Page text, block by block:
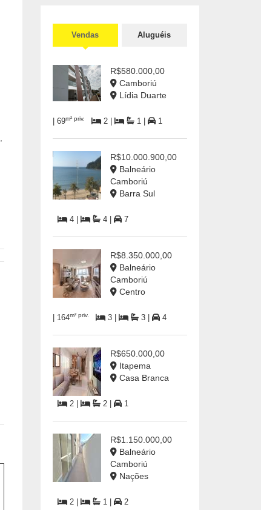
Vendas Aluguéis
R$580.000,00
Camboriú
Lídia Duarte
| 69m² priv. 2 | 1 | 1
R$10.000.900,00
Balneário
Camboriú
Barra Sul
4 | 4 | 7
R$8.350.000,00
Balneário
Camboriú
Centro
| 164m² priv. 3 | 3 | 4
R$650.000,00
Itapema
Casa Branca
2 | 2 | 1
R$1.150.000,00
Balneário
Camboriú
Nações
2 | 1 | 2